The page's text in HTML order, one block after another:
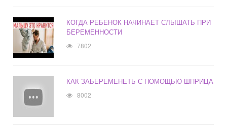
КОГДА РЕБЕНОК НАЧИНАЕТ СЛЫШАТЬ ПРИ
БЕРЕМЕННОСТИ
7802
КАК ЗАБЕРЕМЕНЕТЬ С ПОМОЩЬЮ ШПРИЦА
8002